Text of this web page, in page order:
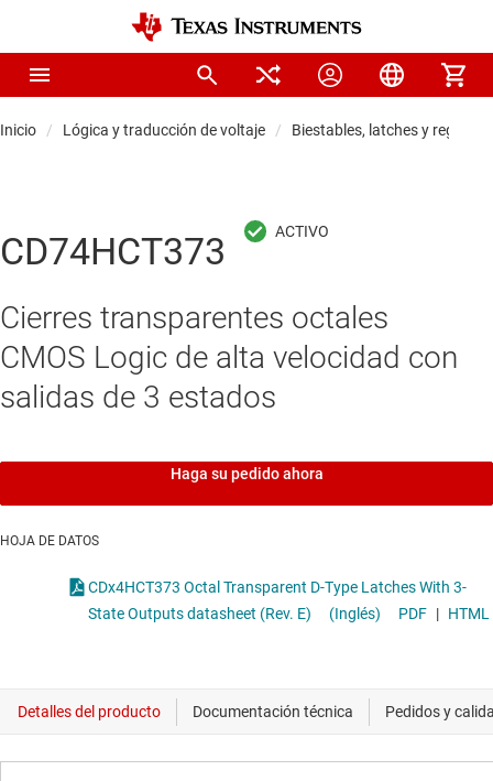
Inicio Lógica y traducción de voltaje Biestables, latches y registros
CD74HCT373
Cierres transparentes octales
CMOS Logic de alta velocidad con
salidas de 3 estados
Haga su pedido ahora
HOJA DE DATOS
CDx4HCT373 Octal Transparent D-Type Latches With 3-
State Outputs datasheet (Rev. E)
(Inglés) PDF | HTML